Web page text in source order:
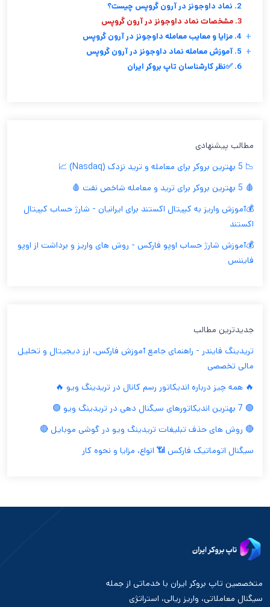
2. نماد داوجونز در آرون گروپس چیست؟
3. مشخصات نماد داوجونز در آرون گروپس
4. مزایا و معایب معامله داوجونز در آرون گروپس +
5. آموزش معامله نماد داوجونز در آرون گروپس +
6. ✅نظر کارشناسان تاپ بروکر ایران
مطالب پیشنهادی
📉 5 بهترین بروکر برای معامله و ترید نزدک (Nasdaq) 📈
🩸 5 بهترین بروکر برای ترید و معامله شاخص نفت 🩸
💰آموزش واریز به کپیتال اکستند برای ایرانیان - شارژ حساب کپیتال
اکستند
💰آموزش شارژ حساب اوپو فارکس - روش های واریز و برداشت از اوپو
فایننس
جدیدترین مطالب
تریدینگ فایندر - راهنمای جامع آموزش فارکس، ارز دیجیتال و تحلیل
مالی تخصصی
🔥 همه چیز درباره اندیکاتور رسم کانال در تریدینگ ویو 🔥
🟢 7 بهترین اندیکاتورهای سیگنال دهی در تریدینگ ویو 🟢
🔴 روش های حذف تبلیغات تریدینگ ویو در گوشی موبایل 🔴
سیگنال اتوماتیک فارکس 📶 انواع، مزایا و نحوه کار
متخصصین تاپ بروکر ایران با خدماتی از جمله
سیگنال معاملاتی، واریز ریالی، استراتژی